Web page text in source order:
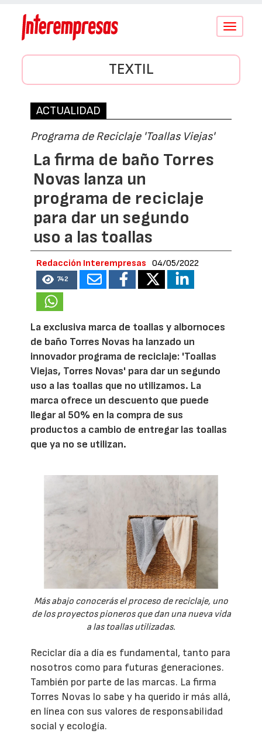
Conmutar
TEXTIL
ACTUALIDAD
Programa de Reciclaje 'Toallas Viejas'
La firma de baño Torres
Novas lanza un
programa de reciclaje
para dar un segundo
uso a las toallas
Redacción Interempresas 04/05/2022
742
La exclusiva marca de toallas y albornoces
de baño Torres Novas ha lanzado un
innovador programa de reciclaje: 'Toallas
Viejas, Torres Novas' para dar un segundo
uso a las toallas que no utilizamos. La
marca ofrece un descuento que puede
llegar al 50% en la compra de sus
productos a cambio de entregar las toallas
que ya no se utilizan.
Más abajo conocerás el proceso de reciclaje, uno
de los proyectos pioneros que dan una nueva vida
a las toallas utilizadas.
Reciclar día a día es fundamental, tanto para
nosotros como para futuras generaciones.
También por parte de las marcas. La firma
Torres Novas lo sabe y ha querido ir más allá,
en línea con sus valores de responsabilidad
social y ecología.